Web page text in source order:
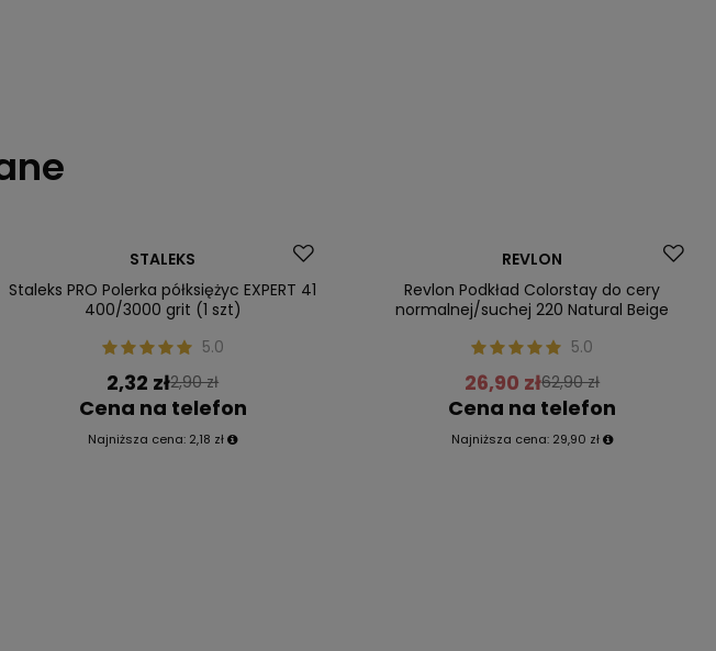
STALEKS
Staleks PRO Polerka półksiężyc EXPERT 41
400/3000 grit (1 szt)
5.0
2,32 zł2,90 zł
Cena na telefon
Najniższa cena: 2,18 zł
REVLON
Revlon Podkład Colorstay do cery
normalnej/suchej 220 Natural Beige
5.0
26,90 zł62,90 zł
Cena na telefon
Najniższa cena: 29,90 zł